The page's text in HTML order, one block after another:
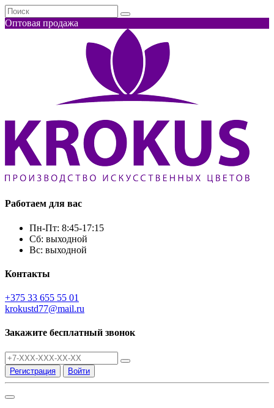
Оптовая продажа
Работаем для вас
Пн-Пт: 8:45-17:15
Сб: выходной
Вс: выходной
Контакты
+375 33 655 55 01
krokustd77@mail.ru
Закажите бесплатный звонок
Регистрация Войти